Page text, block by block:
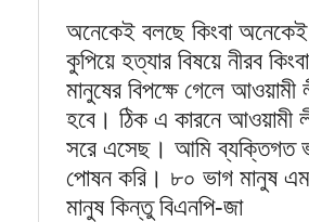
অনেকেই বলছে কিংবা অনেকেই
কুপিয়ে হত্যার বিষয়ে নীরব
মানুষের বিপক্ষে গেলে আওয়ামী
হবে। ঠিক এ কারনে আওয়ামী
সরে এসেছ। আমি ব্যক্তিগত
পোষন করি। ৮০ ভাগ মানুষ
মানুষ কিন্তু বিএনপি-জা